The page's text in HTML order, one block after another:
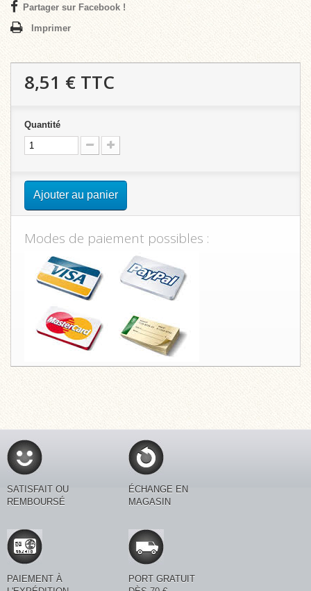
Partager sur Facebook !
Imprimer
8,51 € TTC
Quantité
Ajouter au panier
Modes de paiement possibles :
SATISFAIT OU
REMBOURSÉ
ÉCHANGE EN
MAGASIN
PAIEMENT À
PORT GRATUIT